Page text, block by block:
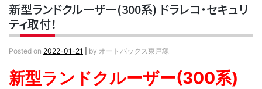
新型ランドクルーザー(300系) ドラレコ・セキュリ
ティ取付！
Posted on 2022-01-21 by オートバックス東戸塚
新型ランドクルーザー(300系)